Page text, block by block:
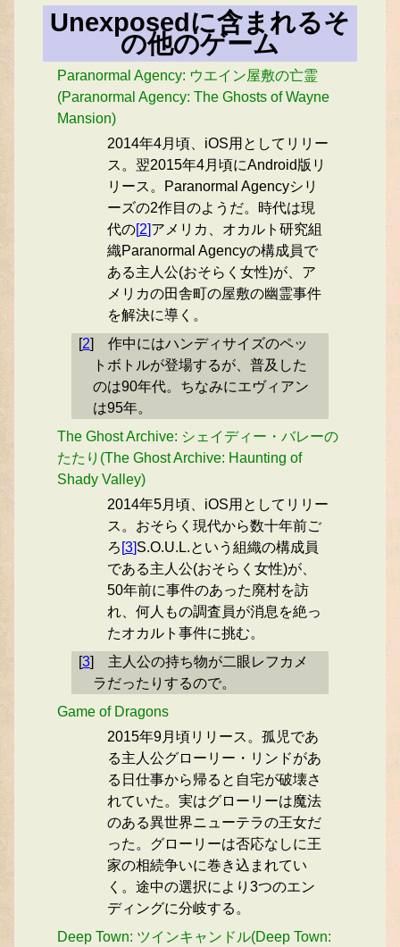
Unexposedに含まれるそ
の他のゲーム
Paranormal Agency: ウエイン屋敷の亡霊
(Paranormal Agency: The Ghosts of Wayne
Mansion)
2014年4月頃、iOS用としてリリー
ス。翌2015年4月頃にAndroid版リ
リース。Paranormal Agencyシリ
ーズの2作目のようだ。時代は現
代の[2]アメリカ、オカルト研究組
織Paranormal Agencyの構成員で
ある主人公(おそらく女性)が、ア
メリカの田舎町の屋敷の幽霊事件
を解決に導く。
[2]
作中にはハンディサイズのペッ
トボトルが登場するが、普及した
のは90年代。ちなみにエヴィアン
は95年。
The Ghost Archive: シェイディー・バレーの
たたり(The Ghost Archive: Haunting of
Shady Valley)
2014年5月頃、iOS用としてリリー
ス。おそらく現代から数十年前ご
ろ [3]S.O.U.L.という組織の構成員
である主人公(おそらく女性)が、
50年前に事件のあった廃村を訪
れ、何人もの調査員が消息を絶っ
たオカルト事件に挑む。
[3]
主人公の持ち物が二眼レフカメ
ラだったりするので。
Game of Dragons
2015年9月頃リリース。孤児であ
る主人公グローリー・リンドがあ
る日仕事から帰ると自宅が破壊さ
れていた。実はグローリーは魔法
のある異世界ニューテラの王女だ
った。グローリーは否応なしに王
家の相続争いに巻き込まれてい
く。途中の選択により3つのエン
ディングに分岐する。
Deep Town: ツインキャンドル(Deep Town: